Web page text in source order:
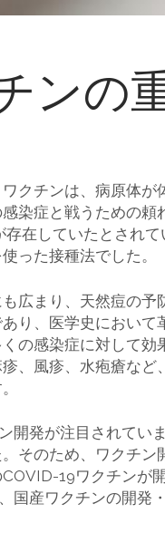
ンの
ワクチンは、病原体が
染症と戦うための頼
在していたとされ
った接種法でした。
広まり、天然痘の予
り、医学史において
の感染症に対して効
、風疹、水疱瘡など
開発が注目されてい
そのため、ワクチン
19ワクチンが
国産ワクチンの開発